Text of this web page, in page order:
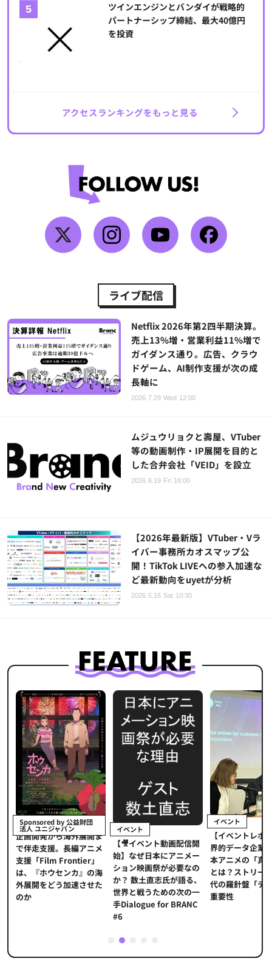
ツインエンジンとバンダイが戦略的
パートナーシップ締結、最大40億円
を投資
アクセスランキングをもっと見る
ライブ配信
Netflix 2026年第2四半期決算。
売上13%増・営業利益11%増で
ガイダンス通り。広告、クラウ
ドゲーム、AI制作支援が次の成
長軸に
2026.7.29 Wed 12:00
ムジュウリョクと壽屋、VTuber
等の動画制作・IP展開を目的と
した合弁会社「VEID」を設立
2026.6.19 Fri 18:00
【2026年最新版】VTuber・Vラ
イバー事務所カオスマップ公
開！TikTok LIVEへの参入加速な
ど最新動向をuyetが分析
2026.5.16 Sat 10:30
Sponsored by 公益財団
法人 ユニジャパン
企画開発から海外展開ま
で伴走支援。長編アニメ
支援「Film Frontier」
は、『ホウセンカ』の海
外展開をどう加速させた
のか
イベント
【🎥イベント動画配信開
始】なぜ日本にアニメー
ション映画祭が必要なの
か？ 数土直志氏が語る、
世界と戦うための次の一
手Dialogue for BRANC
#6
イベント
【イベントレポ
界的データ企業
本アニメの「真
とは？ストリー
代の羅針盤「デ
重要性
2